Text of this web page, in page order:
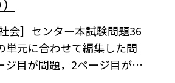
会］センター本試験問題36
単元に合わせて編集した問
ジ目が問題，2ページ目が解